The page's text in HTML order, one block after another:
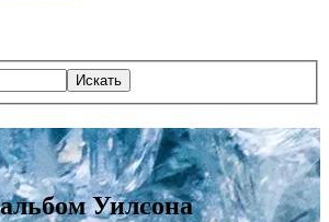
Искать
Уилсона